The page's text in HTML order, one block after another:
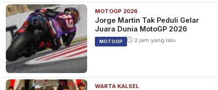
MOTOGP 2026
Jorge Martin Tak Peduli Gelar
Juara Dunia MotoGP 2026
MOTOGP 2 jam yang lalu
WARTA KALSEL